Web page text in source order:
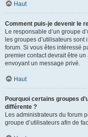
Haut
Comment puis-je devenir le
Le responsable d’un groupe
les groupes d’utilisateurs
forum. Si vous êtes intéressé
premier contact devrait être
envoyant un message privé.
Haut
Pourquoi certains groupes
différente ?
Les administrateurs du forum
groupe d’utilisateurs afin de